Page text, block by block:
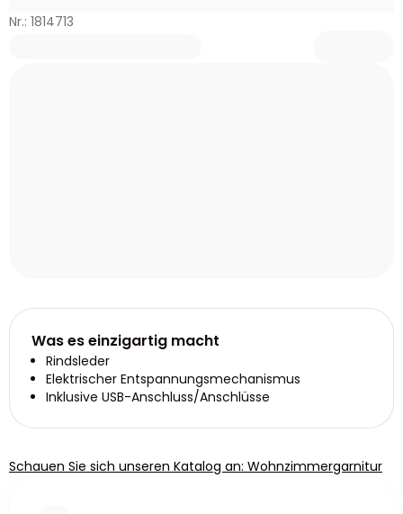
Nr.: 1814713
Was es einzigartig macht
Rindsleder
Elektrischer Entspannungsmechanismus
Inklusive USB-Anschluss/Anschlüsse
Schauen Sie sich unseren Katalog an: Wohnzimmergarnitur